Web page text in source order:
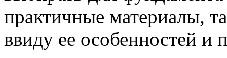
практичные материалы,
ввиду ее особенностей и